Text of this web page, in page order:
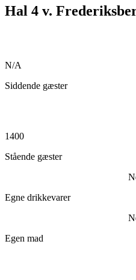
Hal 4 v.
N/A
Siddende gæster
1400
Stående gæster
Egne drikkevarer
Egen mad